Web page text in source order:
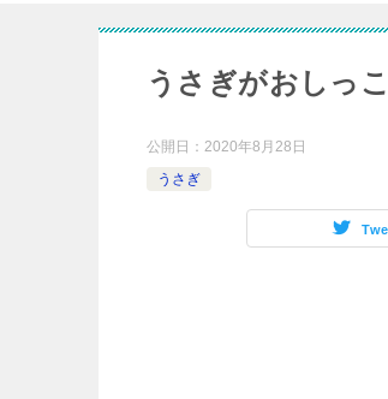
うさぎがおしっ
公開日： 2020年8月28日
うさぎ